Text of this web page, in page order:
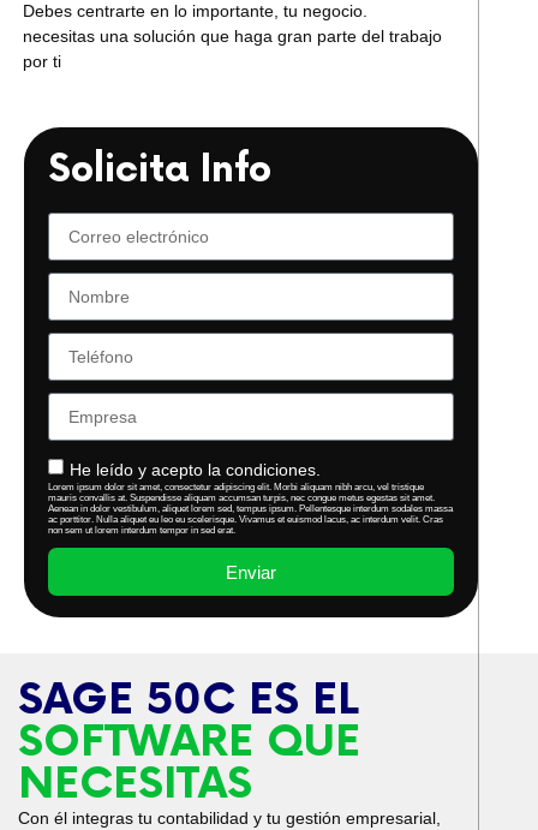
Debes centrarte en lo importante, tu negocio.
necesitas una solución que haga gran parte del trabajo
por ti
Solicita Info
He leído y acepto la condiciones.
Lorem ipsum dolor sit amet, consectetur adipiscing elit. Morbi aliquam nibh arcu, vel tristique
mauris convallis at. Suspendisse aliquam accumsan turpis, nec congue metus egestas sit amet.
Aenean in dolor vestibulum, aliquet lorem sed, tempus ipsum. Pellentesque interdum sodales massa
ac porttitor. Nulla aliquet eu leo eu scelerisque. Vivamus et euismod lacus, ac interdum velit. Cras
non sem ut lorem interdum tempor in sed erat.
Enviar
SAGE 50C ES EL
SOFTWARE QUE
NECESITAS
Con él integras tu contabilidad y tu gestión empresarial,